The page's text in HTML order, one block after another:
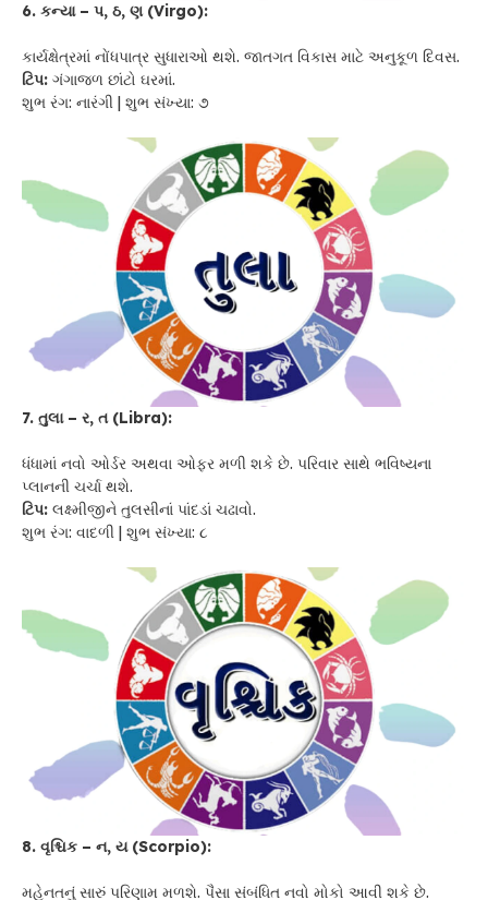
6. કન્યા – પ, ઠ, ણ (Virgo):
કાર્યક્ષેત્રમાં નોંધપાત્ર સુધારાઓ થશે. જાતગત વિકાસ માટે અનુકૂળ દિવસ.
ટિપ: ગંગાજળ છાંટો ઘરમાં.
શુભ રંગ: નારંગી | શુભ સંખ્યા: ૭
7. તુલા – ર, ત (Libra):
ધંધામાં નવો ઓર્ડર અથવા ઓફર મળી શકે છે. પરિવાર સાથે ભવિષ્યના
પ્લાનની ચર્ચા થશે.
ટિપ: લક્ષ્મીજીને તુલસીનાં પાંદડાં ચઢાવો.
શુભ રંગ: વાદળી | શુભ સંખ્યા: ૮
8. વૃશ્ચિક – ન, ય (Scorpio):
મહેનતનું સારું પરિણામ મળશે. પૈસા સંબંધિત નવો મોકો આવી શકે છે.